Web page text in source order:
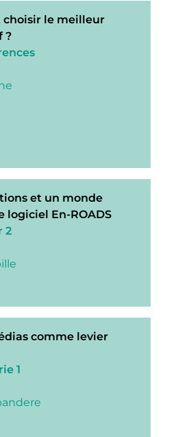
choisir le meilleur
?
et un monde
logiciel En-ROADS
2
comme levier
1